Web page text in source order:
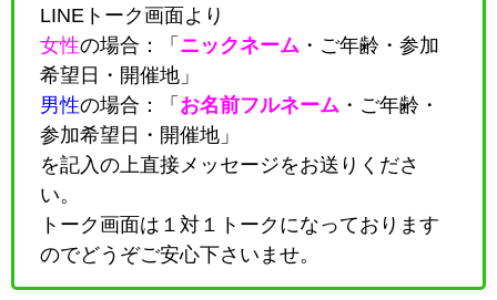
LINEトーク画面より
女性の場合：「 ニックネーム ・ ご年齢・参加
希望日・開催地」
男性の場合：「 お名前フルネーム ・ ご年齢・
参加希望日・開催地」
を記入の上直接メッセージをお送りくださ
い。
トーク画面は１対１トークになっております
のでどうぞご安心下さいませ。